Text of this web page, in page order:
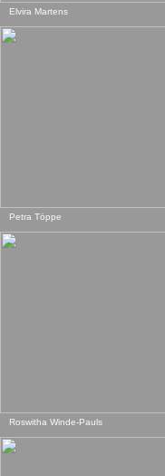
Elvira Martens
Petra Töppe
Roswitha Winde-Pauls